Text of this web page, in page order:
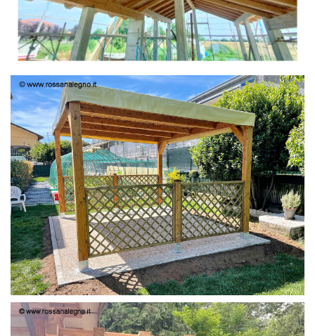
TETTO IN ABETE LAMELLARE PRETAGLIATO
PERGOLA 4X3